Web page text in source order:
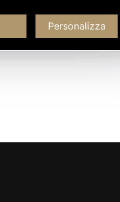
Personalizza